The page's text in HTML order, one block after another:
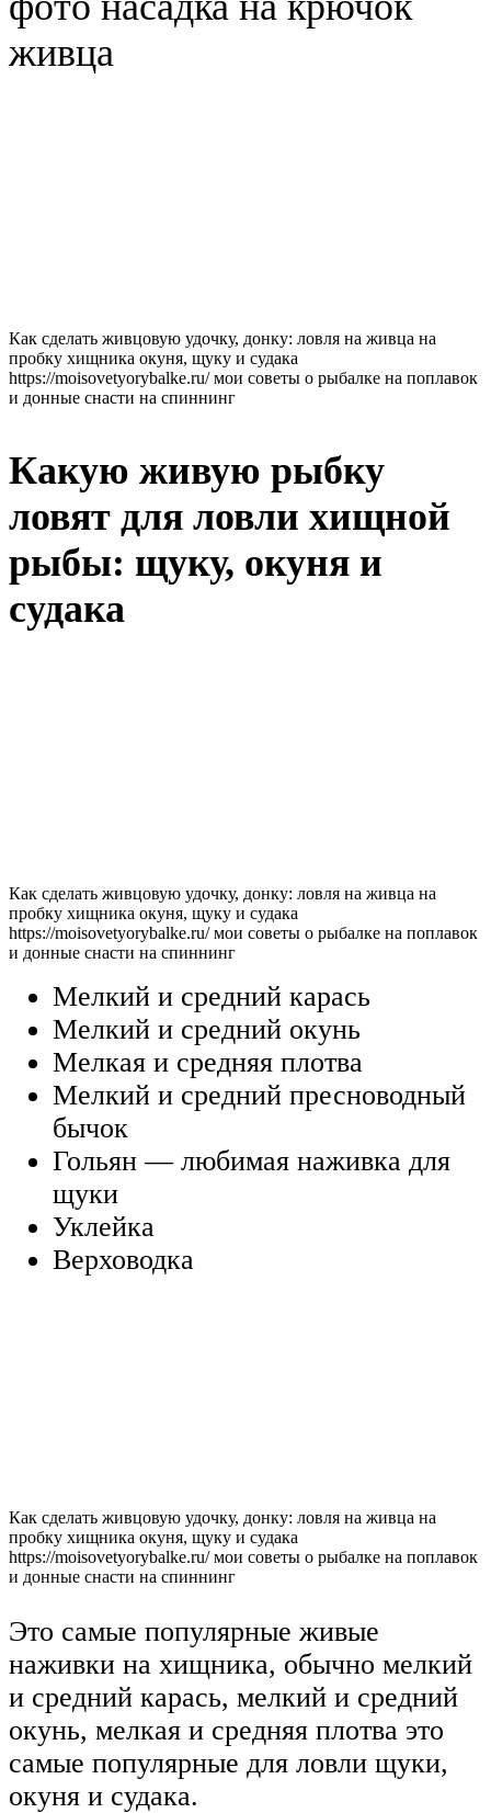
живца
Как сделать живцовую удочку, донку: ловля на живца на
пробку хищника окуня, щуку и судака
https://moisovetyorybalke.ru/ мои советы о рыбалке на поплавок
и донные снасти на спиннинг
Какую живую рыбку
ловят для ловли хищной
рыбы: щуку, окуня и
судака
Как сделать живцовую удочку, донку: ловля на живца на
пробку хищника окуня, щуку и судака
https://moisovetyorybalke.ru/ мои советы о рыбалке на поплавок
и донные снасти на спиннинг
Мелкий и средний карась
Мелкий и средний окунь
Мелкая и средняя плотва
Мелкий и средний пресноводный
бычок
Гольян — любимая наживка для
щуки
Уклейка
Верховодка
Как сделать живцовую удочку, донку: ловля на живца на
пробку хищника окуня, щуку и судака
https://moisovetyorybalke.ru/ мои советы о рыбалке на поплавок
и донные снасти на спиннинг
Это самые популярные живые
наживки на хищника, обычно мелкий
и средний карась, мелкий и средний
окунь, мелкая и средняя плотва это
самые популярные для ловли щуки,
окуня и судака.